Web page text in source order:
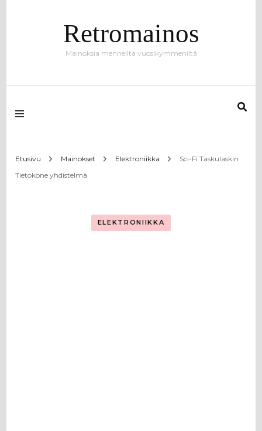
Retromainos
Mainoksia menneiltä vuosikymmeniltä
Etusivu Mainokset Elektroniikka
Sci-Fi Taskulaskin
Tietokone yhdistelmä
ELEKTRONIIKKA